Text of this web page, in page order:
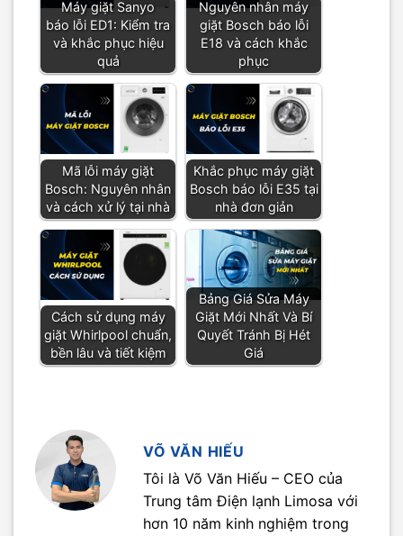
Máy giặt Sanyo
báo lỗi ED1: Kiểm tra
và khắc phục hiệu
quả
Nguyên nhân máy
giặt Bosch báo lỗi
E18 và cách khắc
phục
Mã lỗi máy giặt
Bosch: Nguyên nhân
và cách xử lý tại nhà
Khắc phục máy giặt
Bosch báo lỗi E35 tại
nhà đơn giản
Cách sử dụng máy
giặt Whirlpool chuẩn,
bền lâu và tiết kiệm
Bảng Giá Sửa Máy
Giặt Mới Nhất Và Bí
Quyết Tránh Bị Hét
Giá
VÕ VĂN HIẾU
Tôi là Võ Văn Hiếu – CEO của
Trung tâm Điện lạnh Limosa với
hơn 10 năm kinh nghiệm trong